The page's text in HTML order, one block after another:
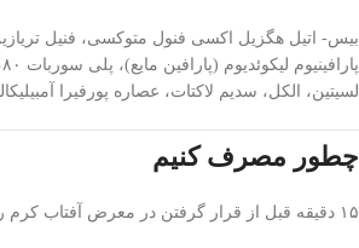
لسیتین، الکل، سدیم لاکتات، عصاره پورفیرا
چطور مصرف کنیم
۱۵ دقیقه قبل از قرار گرفتن در معرض آفتاب کرم را بر روی پوست تمیز استفاده نمایید. هر ۲ ساعت یکبار این روند را تکرارکنید.